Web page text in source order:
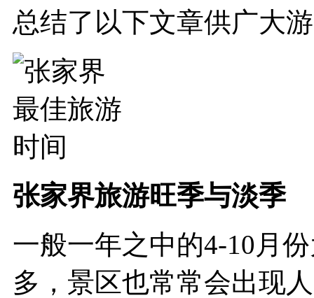
总结了以下文章供广大
张家界旅游旺季与淡季
一般一年之中的4-10月
多，景区也常常会出现